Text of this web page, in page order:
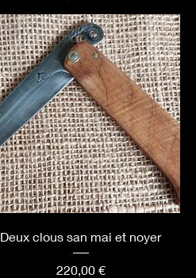
Deux clous san mai et noyer
Prix
220,00 €